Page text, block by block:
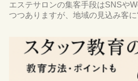
エステサロンの集客手段はSNSや
つつありますが、地域の見込み客に